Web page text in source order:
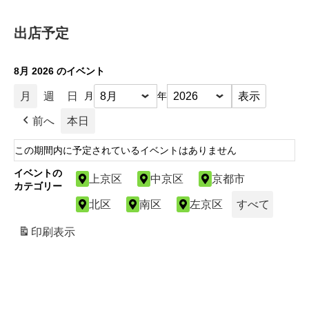
出店予定
8月 2026 のイベント
月 週 日 月 年
前へ 本日
この期間内に予定されているイベントはありません
イベントの
カテゴリー
上京区 中京区 京都市
北区 南区 左京区 すべて
印刷表示